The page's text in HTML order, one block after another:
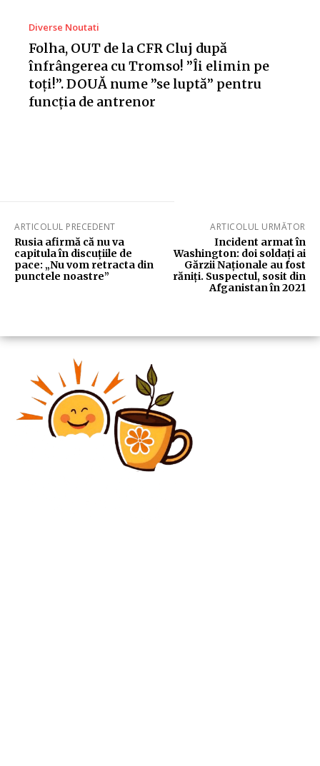
Diverse Noutati
Folha, OUT de la CFR Cluj după
înfrângerea cu Tromso! ”Îi elimin pe
toți!”. DOUĂ nume ”se luptă” pentru
funcția de antrenor
ARTICOLUL PRECEDENT
Rusia afirmă că nu va
capitula în discuțiile de
pace: „Nu vom retracta din
punctele noastre”
ARTICOLUL URMĂTOR
Incident armat în
Washington: doi soldați ai
Gărzii Naționale au fost
răniți. Suspectul, sosit din
Afganistan în 2021